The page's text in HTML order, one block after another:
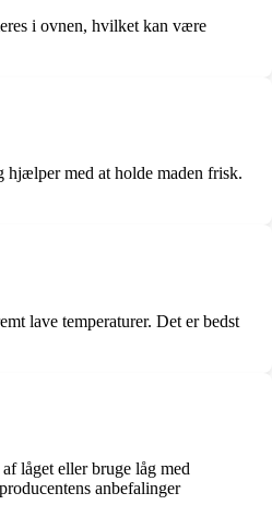
i ovnen, hvilket kan være
hjælper med at holde maden frisk.
lave temperaturer. Det er bedst
låget eller bruge låg med
anbefalinger